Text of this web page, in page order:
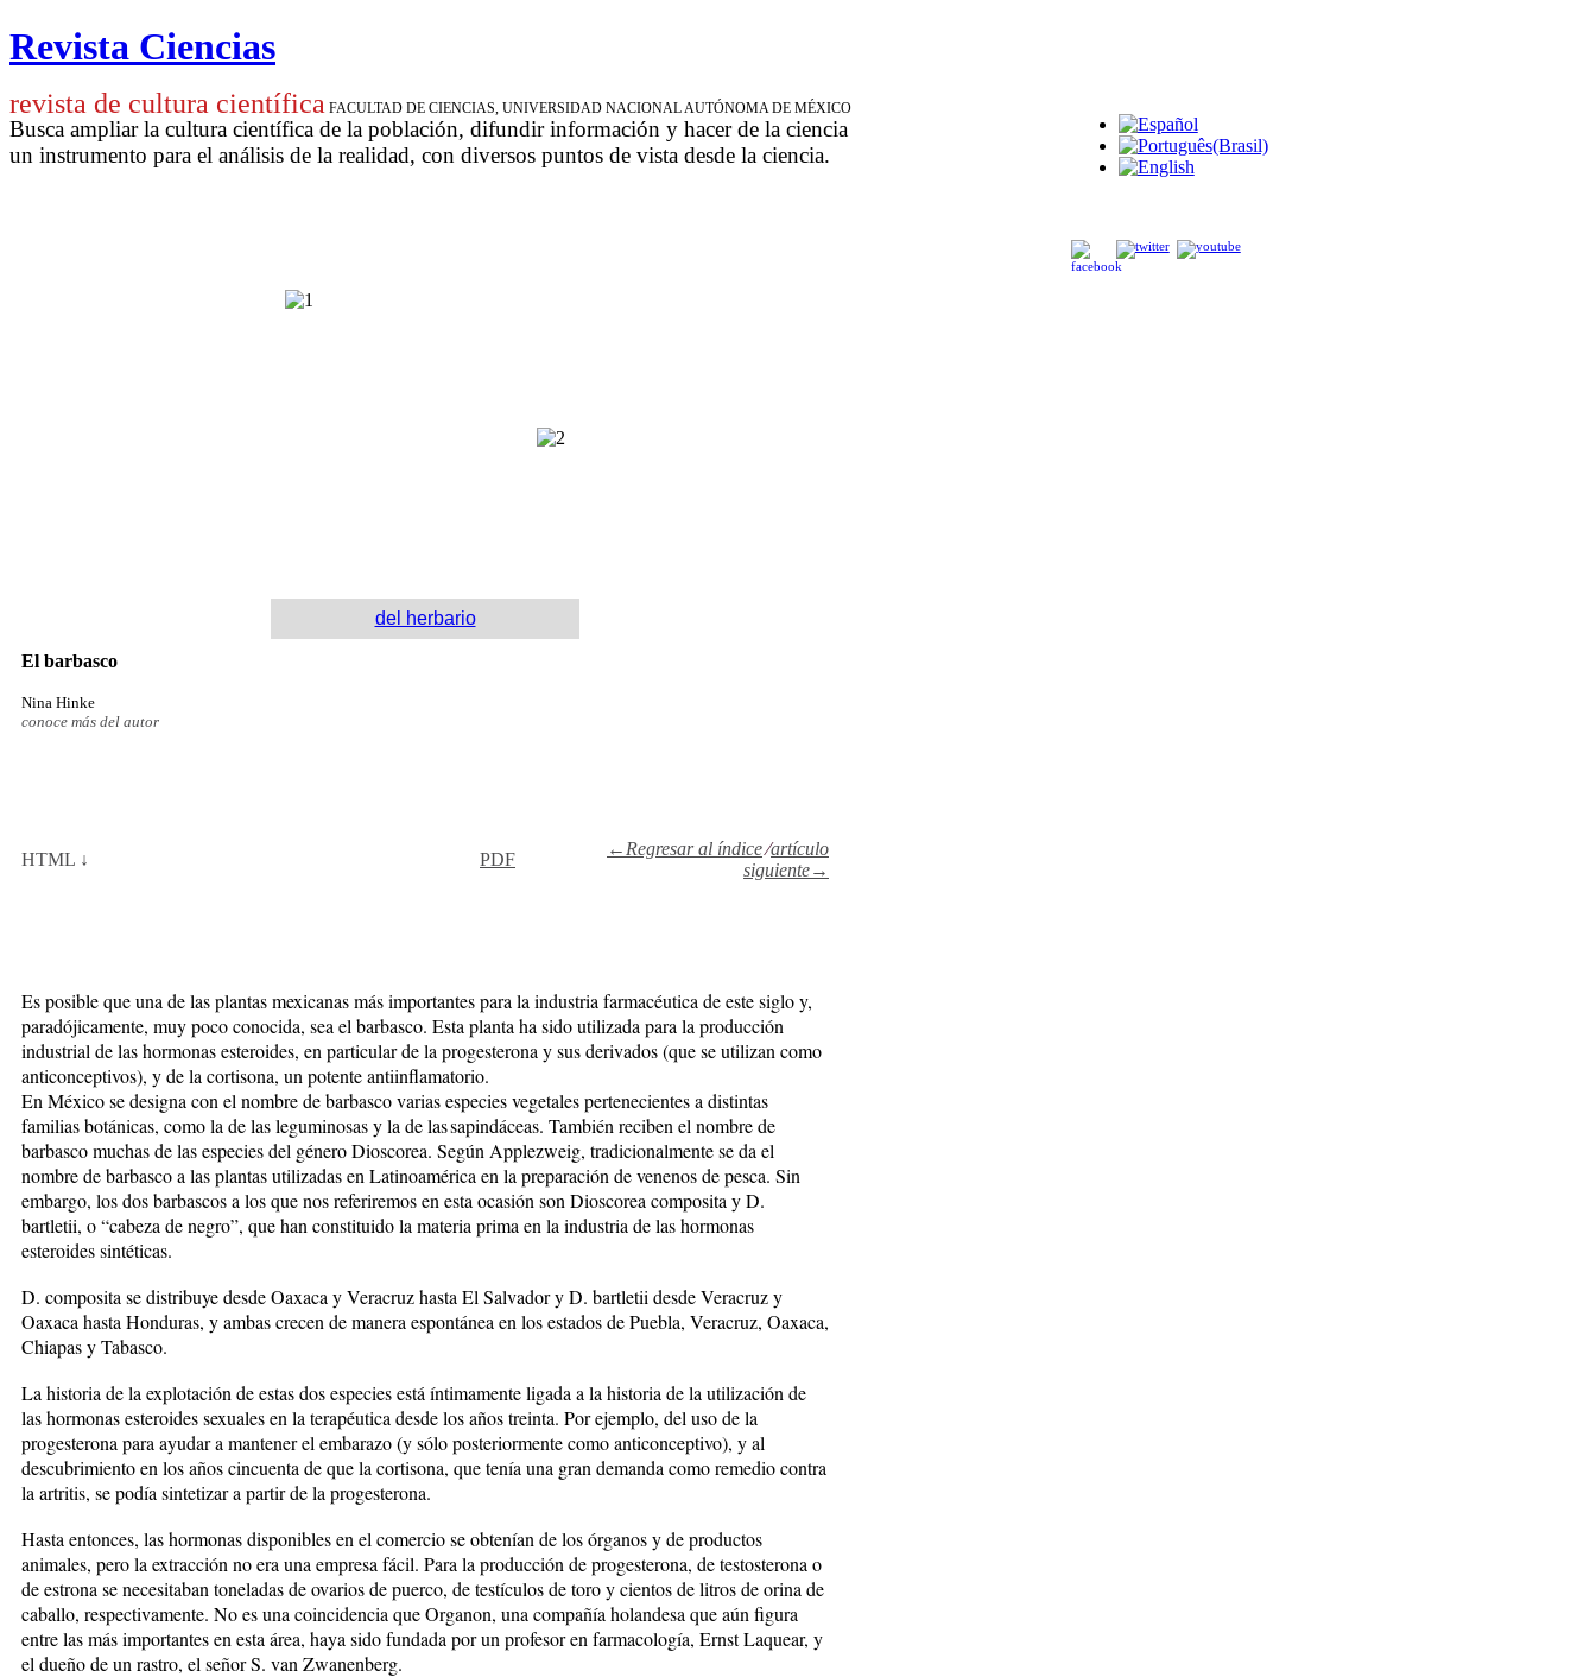
Revista Ciencias
revista de cultura científica FACULTAD DE CIENCIAS, UNIVERSIDAD NACIONAL AUTÓNOMA DE MÉXICO
Busca ampliar la cultura científica de la población, difundir información y hacer de la ciencia
un instrumento para el análisis de la realidad, con diversos puntos de vista desde la ciencia.
del herbario
El barbasco
Nina Hinke
conoce más del autor
HTML ↓ PDF
←Regresar al índice⁄artículo
siguiente→
Es posible que una de las plan­tas mexicanas más im­portantes para la industria farmacéutica de este siglo y,
paradójicamente, muy poco conocida, sea el barbasco. Esta planta ha sido utilizada para la producción
industrial de las hormonas esteroides, en particular de la progesterona y sus derivados (que se utilizan como
anticonceptivos), y de la cortisona, un potente antiinflamatorio.
En México se designa con el nombre de barbasco varias especies vegetales pertenecientes a distintas
familias botánicas, como la de las leguminosas y la de las sapindáceas. También reciben el nombre de
barbasco muchas de las especies del género Dioscorea. Según Applezweig, tradicionalmente se da el
nombre de barbasco a las plantas utilizadas en Latinoamérica en la preparación de venenos de pesca. Sin
embargo, los dos barbascos a los que nos referiremos en esta ocasión son Dioscorea composita y D.
bartletii, o “cabeza de negro”, que han constituido la materia prima en la industria de las hormonas
esteroides sintéticas.
D. composita se distribuye desde Oaxaca y Veracruz hasta El Salvador y D. bartletii desde Veracruz y
Oaxaca hasta Honduras, y ambas crecen de manera espontánea en los estados de Puebla, Veracruz, Oaxaca,
Chiapas y Tabasco.
La historia de la explotación de estas dos especies está íntimamente ligada a la historia de la utilización de
las hormonas esteroides sexuales en la terapéutica desde los años treinta. Por ejemplo, del uso de la
progesterona para ayudar a mantener el embarazo (y sólo posteriormente como anticonceptivo), y al
descubrimiento en los años cincuenta de que la cortisona, que tenía una gran demanda como remedio contra
la artritis, se podía sintetizar a partir de la progesterona.
Hasta entonces, las hormonas disponibles en el comercio se obtenían de los órganos y de productos
animales, pero la extracción no era una empresa fácil. Para la producción de progesterona, de testosterona o
de estrona se necesitaban toneladas de ovarios de puerco, de testículos de toro y cientos de litros de orina de
caballo, respectivamente. No es una coincidencia que Organon, una compañía holandesa que aún figura
entre las más importantes en esta área, haya sido fundada por un profesor en farmacología, Ernst Laquear, y
el dueño de un rastro, el señor S. van Zwanenberg.